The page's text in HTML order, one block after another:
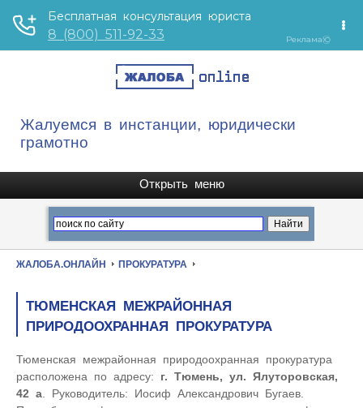
Жалуемся в инстанции, юридически
грамотно
ЖАЛОБА.ОНЛАЙН ПРОКУРАТУРА
ТЮМЕНСКАЯ МЕЖРАЙОННАЯ
ПРИРОДООХРАННАЯ ПРОКУРАТУРА
Тюменская межрайонная природоохранная прокуратура
расположена по адресу: г. Тюмень, ул. Ялуторовская,
42 а . Руководитель: Иосиф Александрович Бугаев.